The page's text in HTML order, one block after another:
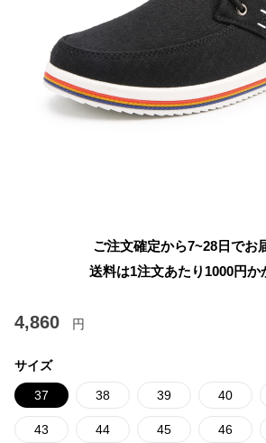
ご注文確定から7~28日でお
送料は1注文あたり 1000円か
4,860 円
サイズ
37 38 39 40
43 44 45 46